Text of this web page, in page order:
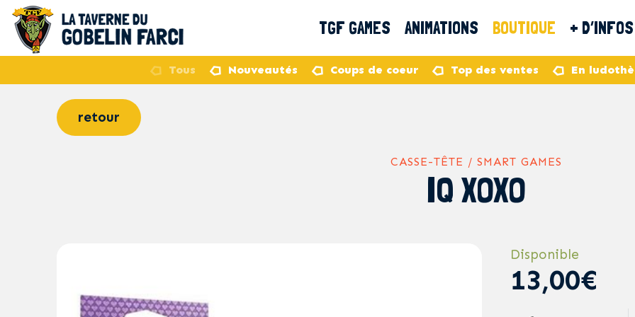
TGF GAMES ANIMATIONS BOUTIQUE + D’INFOS
Tous Nouveautés Coups de coeur Top des ventes En
retour
CASSE-TÊTE / SMART GAMES
IQ XOXO
Disponible
13,00€